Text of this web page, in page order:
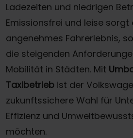
Ladezeiten und niedrigen
Emissionsfrei und leise
angenehmes Fahrerlebnis,
die steigenden
Mobilität in Städten. Mit
Taxibetrieb ist der
zukunftssichere Wahl für
Effizienz und
möchten.